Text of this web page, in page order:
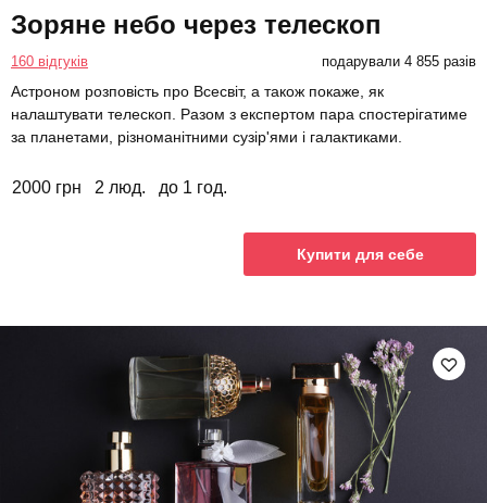
Зоряне небо через телескоп
160 відгуків подарували 4 855 разів
Астроном розповість про Всесвіт, а також покаже, як
налаштувати телескоп. Разом з експертом пара спостерігатиме
за планетами, різноманітними сузір'ями і галактиками.
2000 грн 2 люд. до 1 год.
Купити для себе